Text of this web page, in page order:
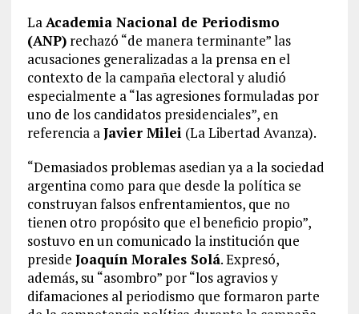
LaAcademia Nacional de Periodismo
(ANP)rechazó “de manera terminante” las
acusaciones generalizadas a la prensa en el
contexto de la campaña electoral y aludió
especialmente a “las agresiones formuladas por
uno de los candidatos presidenciales”, en
referencia aJavier Milei (La Libertad Avanza).
“Demasiados problemas asedian ya a la sociedad
argentina como para que desde la política se
construyan falsos enfrentamientos, que no
tienen otro propósito que el beneficio propio”,
sostuvo en un comunicado la institución que
preside Joaquín Morales Solá. Expresó,
además, su “asombro” por “los agravios y
difamaciones al periodismo que formaron parte